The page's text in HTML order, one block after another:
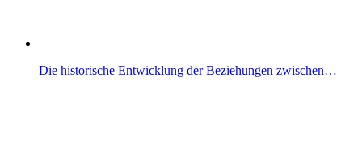
Die historische Entwicklung der Beziehungen zwischen…